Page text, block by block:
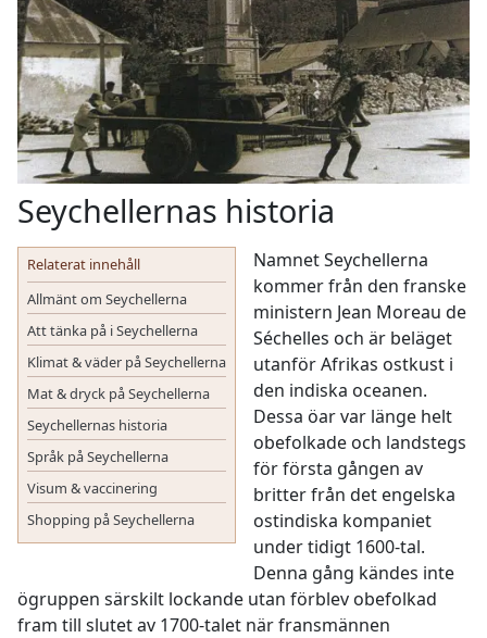
Seychellernas historia
Relaterat innehåll
Allmänt om Seychellerna
Att tänka på i Seychellerna
Klimat & väder på Seychellerna
Mat & dryck på Seychellerna
Seychellernas historia
Språk på Seychellerna
Visum & vaccinering
Shopping på Seychellerna
Namnet Seychellerna
kommer från den franske
ministern Jean Moreau de
Séchelles och är beläget
utanför Afrikas ostkust i
den indiska oceanen.
Dessa öar var länge helt
obefolkade och landstegs
för första gången av
britter från det engelska
ostindiska kompaniet
under tidigt 1600-tal.
Denna gång kändes inte
ögruppen särskilt lockande utan förblev obefolkad
fram till slutet av 1700-talet när fransmännen